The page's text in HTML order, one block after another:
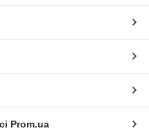
Prom.ua